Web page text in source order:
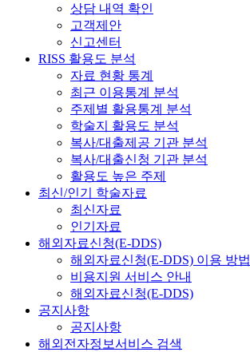
상담 내역 확인
고객제안
신고센터
RISS 활용도 분석
자료 현황 통계
최근 이용통계 분석
주제별 활용통계 분석
학술지 활용도 분석
복사/대출제공 기관 분석
복사/대출신청 기관 분석
활용도 높은 주제
최신/인기 학술자료
최신자료
인기자료
해외자료신청(E-DDS)
해외자료신청(E-DDS) 이용 방법
비용지원 서비스 안내
해외자료신청(E-DDS)
공지사항
공지사항
해외전자정보서비스 검색